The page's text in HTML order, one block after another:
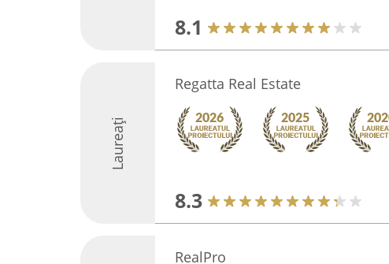
8.1
Laureați
Regatta Real Estate
8.3
RealPro